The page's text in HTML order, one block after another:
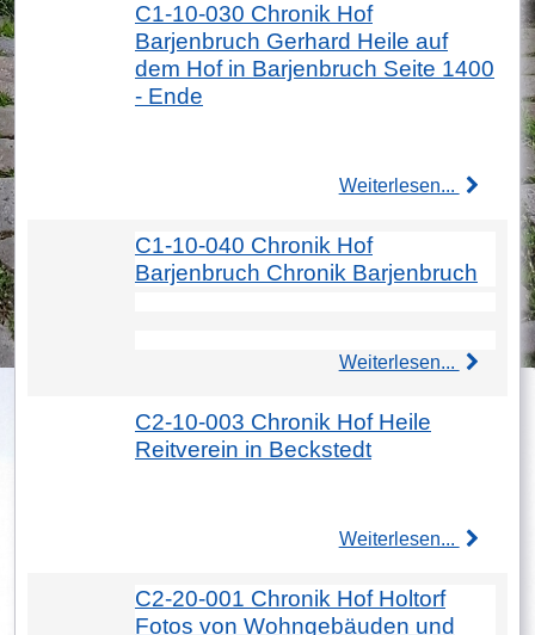
C1-10-030 Chronik Hof
Barjenbruch Gerhard Heile auf
dem Hof in Barjenbruch Seite 1400
- Ende
Weiterlesen...
C1-10-040 Chronik Hof
Barjenbruch Chronik Barjenbruch
Weiterlesen...
C2-10-003 Chronik Hof Heile
Reitverein in Beckstedt
Weiterlesen...
C2-20-001 Chronik Hof Holtorf
Fotos von Wohngebäuden und